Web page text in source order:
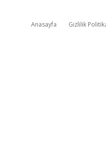
Anasayfa Gizlilik